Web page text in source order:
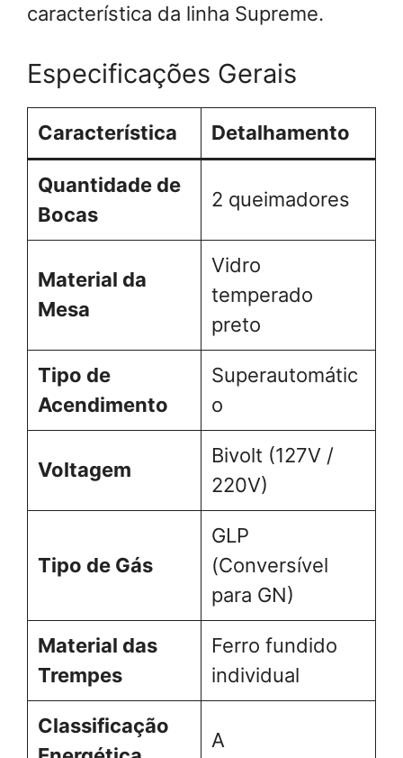
característica da linha Supreme.
Especificações Gerais
Característica Detalhamento
Quantidade de
Bocas
2 queimadores
Material da
Mesa
Vidro
temperado
preto
Tipo de
Acendimento
Superautomátic
o
Voltagem
Bivolt (127V /
220V)
Tipo de Gás
GLP
(Conversível
para GN)
Material das
Trempes
Ferro fundido
individual
Classificação
A